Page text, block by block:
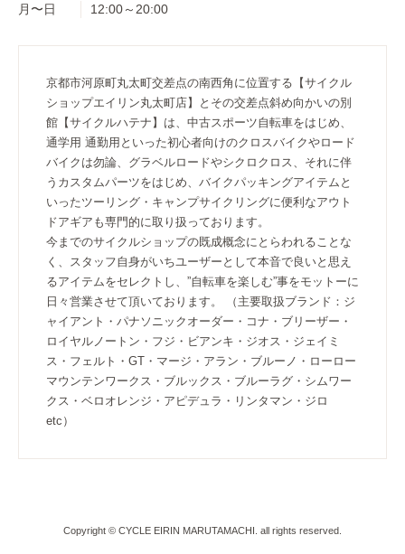
月〜日
12:00～20:00
京都市河原町丸太町交差点の南西角に位置する【サイクル
ショップエイリン丸太町店】とその交差点斜め向かいの別
館【サイクルハテナ】は、中古スポーツ自転車をはじめ、
通学用 通勤用といった初心者向けのクロスバイクやロード
バイクは勿論、グラベルロードやシクロクロス、それに伴
うカスタムパーツをはじめ、バイクパッキングアイテムと
いったツーリング・キャンプサイクリングに便利なアウト
ドアギアも専門的に取り扱っております。
今までのサイクルショップの既成概念にとらわれることな
く、スタッフ自身がいちユーザーとして本音で良いと思え
るアイテムをセレクトし、”自転車を楽しむ”事をモットーに
日々営業させて頂いております。 （主要取扱ブランド：ジ
ャイアント・パナソニックオーダー・コナ・ブリーザー・
ロイヤルノートン・フジ・ビアンキ・ジオス・ジェイミ
ス・フェルト・GT・マージ・アラン・ブルーノ・ローロー
マウンテンワークス・ブルックス・ブルーラグ・シムワー
クス・ベロオレンジ・アピデュラ・リンタマン・ジロ
etc）
Copyright © CYCLE EIRIN MARUTAMACHI. all rights reserved.